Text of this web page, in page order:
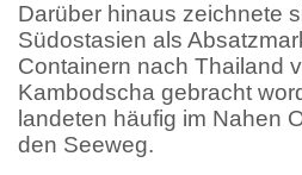
Darüber hinaus zeichnete
Südostasien als
Containern nach Thailand
Kambodscha gebracht
landeten häufig im Nahen
den Seeweg.